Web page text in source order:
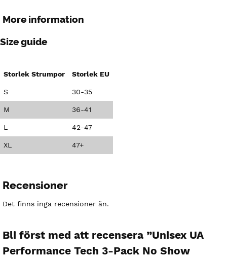
More information
Size guide
Storlek Strumpor Storlek EU
S 30-35
M 36-41
L 42-47
XL 47+
Recensioner
Det finns inga recensioner än.
Bli först med att recensera ”Unisex UA
Performance Tech 3-Pack No Show